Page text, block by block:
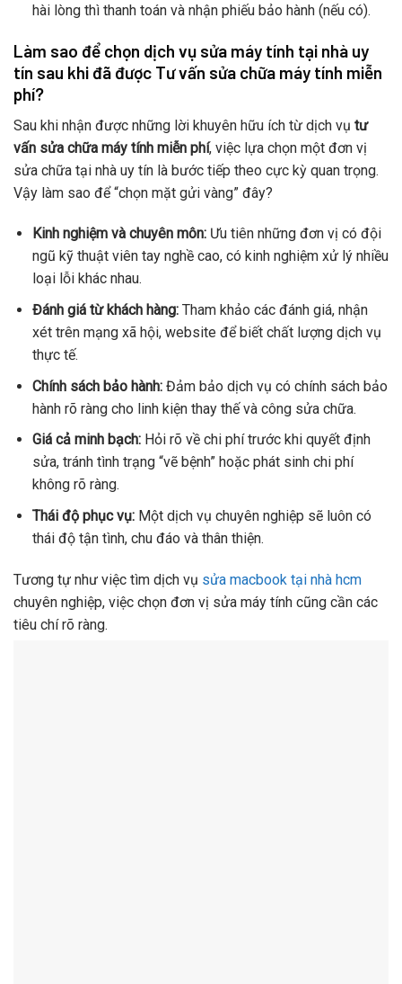
hài lòng thì thanh toán và nhận phiếu bảo hành (nếu có).
Làm sao để chọn dịch vụ sửa máy tính tại nhà uy
tín sau khi đã được Tư vấn sửa chữa máy tính miễn
phí?
Sau khi nhận được những lời khuyên hữu ích từ dịch vụ tư
vấn sửa chữa máy tính miễn phí, việc lựa chọn một đơn vị
sửa chữa tại nhà uy tín là bước tiếp theo cực kỳ quan trọng.
Vậy làm sao để “chọn mặt gửi vàng” đây?
Kinh nghiệm và chuyên môn:Ưu tiên những đơn vị có đội
ngũ kỹ thuật viên tay nghề cao, có kinh nghiệm xử lý nhiều
loại lỗi khác nhau.
Đánh giá từ khách hàng:Tham khảo các đánh giá, nhận
xét trên mạng xã hội, website để biết chất lượng dịch vụ
thực tế.
Chính sách bảo hành:Đảm bảo dịch vụ có chính sách bảo
hành rõ ràng cho linh kiện thay thế và công sửa chữa.
Giá cả minh bạch:Hỏi rõ về chi phí trước khi quyết định
sửa, tránh tình trạng “vẽ bệnh” hoặc phát sinh chi phí
không rõ ràng.
Thái độ phục vụ:Một dịch vụ chuyên nghiệp sẽ luôn có
thái độ tận tình, chu đáo và thân thiện.
Tương tự như việc tìm dịch vụ sửa macbook tại nhà hcm
chuyên nghiệp, việc chọn đơn vị sửa máy tính cũng cần các
tiêu chí rõ ràng.